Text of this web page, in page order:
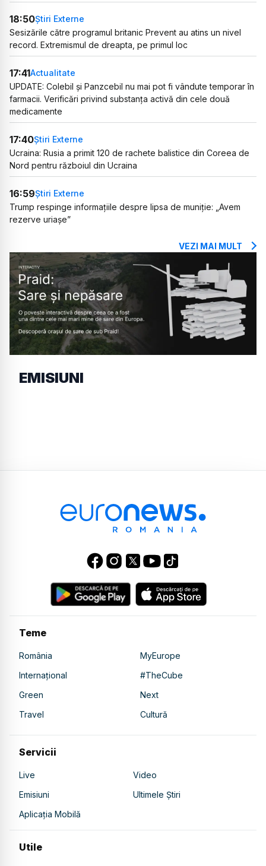
18:50Știri Externe
Sesizările către programul britanic Prevent au atins un nivel
record. Extremismul de dreapta, pe primul loc
17:41Actualitate
UPDATE: Colebil și Panzcebil nu mai pot fi vândute temporar în
farmacii. Verificări privind substanța activă din cele două
medicamente
17:40Știri Externe
Ucraina: Rusia a primit 120 de rachete balistice din Coreea de
Nord pentru războiul din Ucraina
16:59Știri Externe
Trump respinge informațiile despre lipsa de muniție: „Avem
rezerve uriașe”
VEZI MAI MULT
EMISIUNI
Teme
România
MyEurope
Internațional
#TheCube
Green
Next
Travel
Cultură
Servicii
Live
Video
Emisiuni
Ultimele Știri
Aplicația Mobilă
Utile